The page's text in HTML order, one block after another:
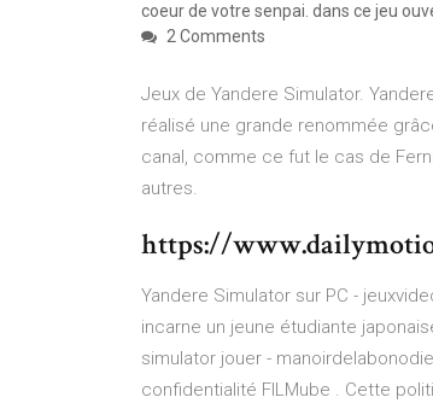
coeur de votre senpai. dans ce jeu
2 Comments
Jeux de Yandere Simulator.
réalisé une grande renommée
canal, comme ce fut le cas de
autres.
https://
Yandere Simulator sur PC -
incarne un jeune étudiante
simulator jouer -
confidentialité FILMube . Cette